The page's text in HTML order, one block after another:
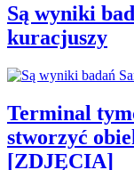
Są wyniki
kuracjuszy
Terminal
stworzyć
[ZDJĘCIA]